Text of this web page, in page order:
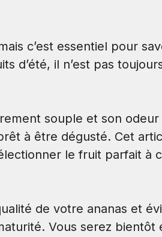
c’est essentiel pour
d’été, il n’est pas
souple et son odeur
à être dégusté. Cet
le fruit parfait à
de votre ananas et
Vous serez bientôt